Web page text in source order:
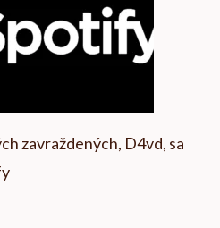
zavraždených, D4vd, sa